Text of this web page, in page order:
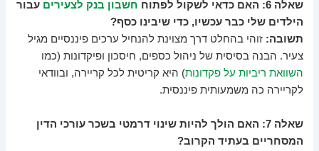
שאלה 6: האם כדאי לשקול לפתוח חשבון בנק לצעירים עבור
הילדים שלי כבר עכשיו, כדי שיבינו כסף?
תשובה: זוהי בהחלט דרך מצוינת להנחיל ערכים פיננסיים מגיל
צעיר. הבנה בסיסית של ניהול כספים, חיסכון ופיקדונות (כמו
השוואת ריביות על פקדונות) היא קריטית לכל קריירה, ובוודאי
לקריירה כה משמעותית פיננסית.
שאלה 7: האם הולך להיות שינוי דרמטי בשכר עורכי הדין
המסחריים בעתיד הקרוב?